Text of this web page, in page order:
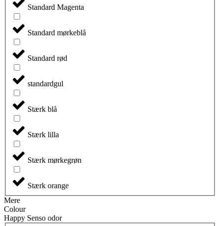
Standard Magenta
Standard mørkeblå
Standard rød
standardgul
Stærk blå
Stærk lilla
Stærk mørkegrøn
Stærk orange
Mere
Colour
Happy Senso odor